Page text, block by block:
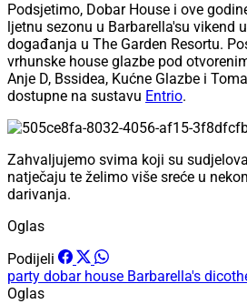
Podsjetimo, Dobar House i ove
ljetnu sezonu u Barbarella'su vikend
događanja u The Garden Resortu.
vrhunske house glazbe pod
Anje D, Bssidea, Kućne Glazbe i
dostupne na sustavu Entrio.
Zahvaljujemo svima koji su
natječaju te želimo više sreće u
darivanja.
Oglas
Podijeli
party dobar house Barbarella's
Oglas